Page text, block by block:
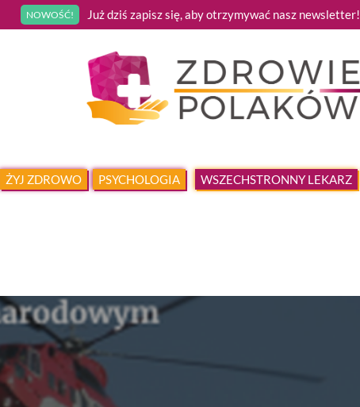
NOWOŚĆ! Już dziś zapisz się, aby otrzymywać nasz newsletter!
ŻYJ ZDROWO PSYCHOLOGIA WSZECHSTRONNY LEKARZ